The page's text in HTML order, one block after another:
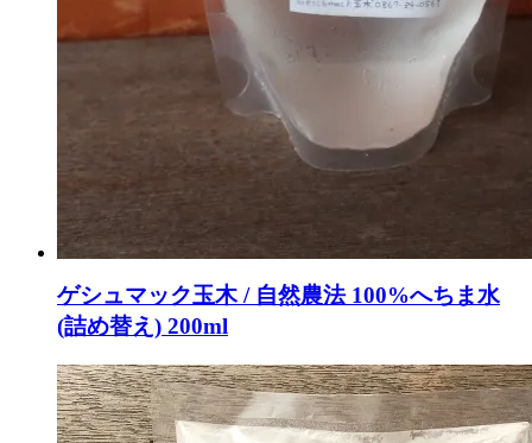
ゲシュマック玉木 / 自然農法 100%へちま水
(詰め替え) 200ml